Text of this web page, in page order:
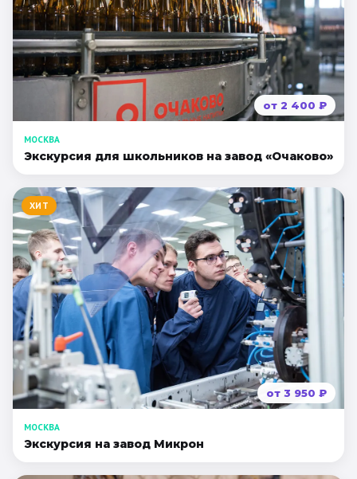
Санкт-Петербург
Золотое кольцо
от 2 400 ₽
МОСКВА
Экскурсия для школьников на завод «Очаково»
ХИТ
от 3 950 ₽
МОСКВА
Экскурсия на завод Микрон